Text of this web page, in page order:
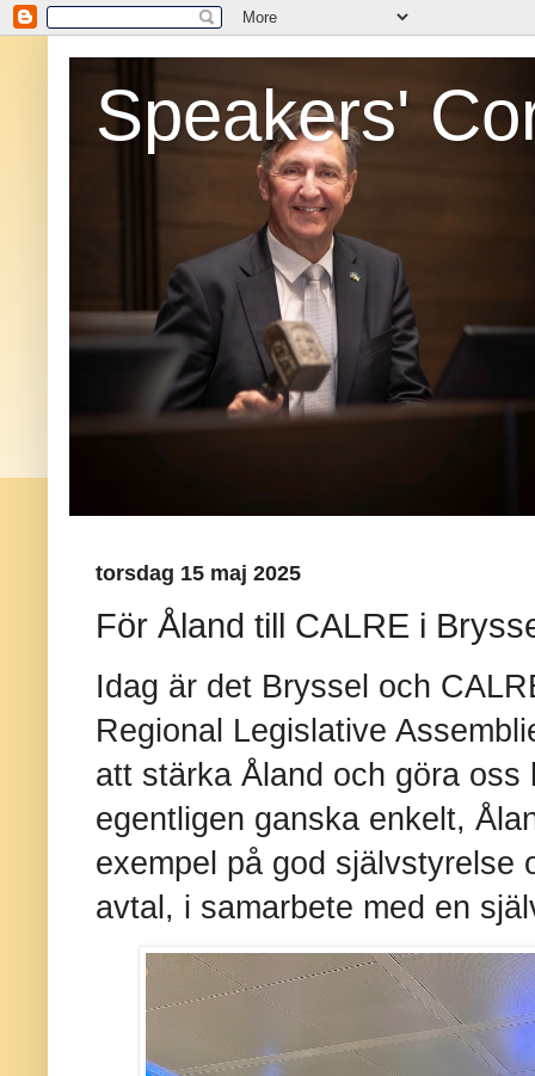
Speakers'
torsdag 15 maj 2025
För Åland till CALRE i
Idag är det Bryssel och
Regional Legislative
att stärka Åland och göra
egentligen ganska enkelt,
exempel på god självstyrelse
avtal, i samarbete med en